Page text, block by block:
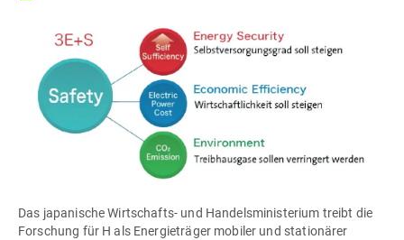
Das japanische Wirtschafts- und Handelsministerium treibt die
Forschung für H als Energieträger mobiler und stationärer